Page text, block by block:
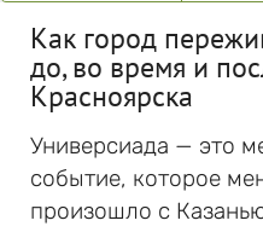
Как город
до, во время и
Красноярска
Универсиада — это
событие, которое
произошло с